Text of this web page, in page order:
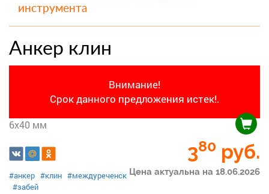
инструмента
Анкер клин
Внимание!
Срок данного предложения истек!.
6х40 мм
380 руб.
Цена актуальна на 18.06.2026
#анкер #клин #междуреченск
#забей